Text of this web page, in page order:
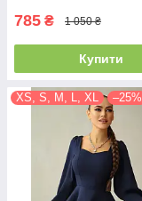
785 ₴ 1 050 ₴
Купити
XS, S, M, L, XL –25%